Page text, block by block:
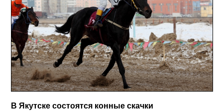
В Якутске состоятся конные скачки